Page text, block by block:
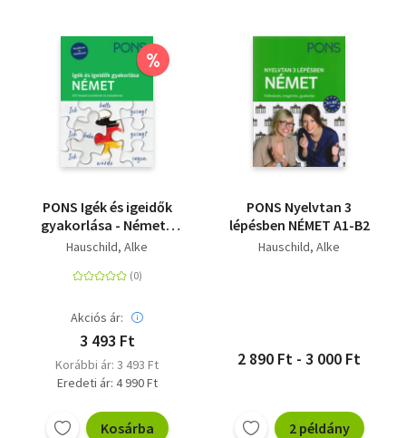
%
PONS Igék és igeidők
gyakorlása - Német -
200 feladat kezdőknek
Hauschild, Alke
Akciós ár:
3 493 Ft
Korábbi ár: 3 493 Ft
Eredeti ár: 4 990 Ft
Kosárba
PONS Nyelvtan 3
lépésben NÉMET A1-B2
Hauschild, Alke
2 890 Ft - 3 000 Ft
2 példány